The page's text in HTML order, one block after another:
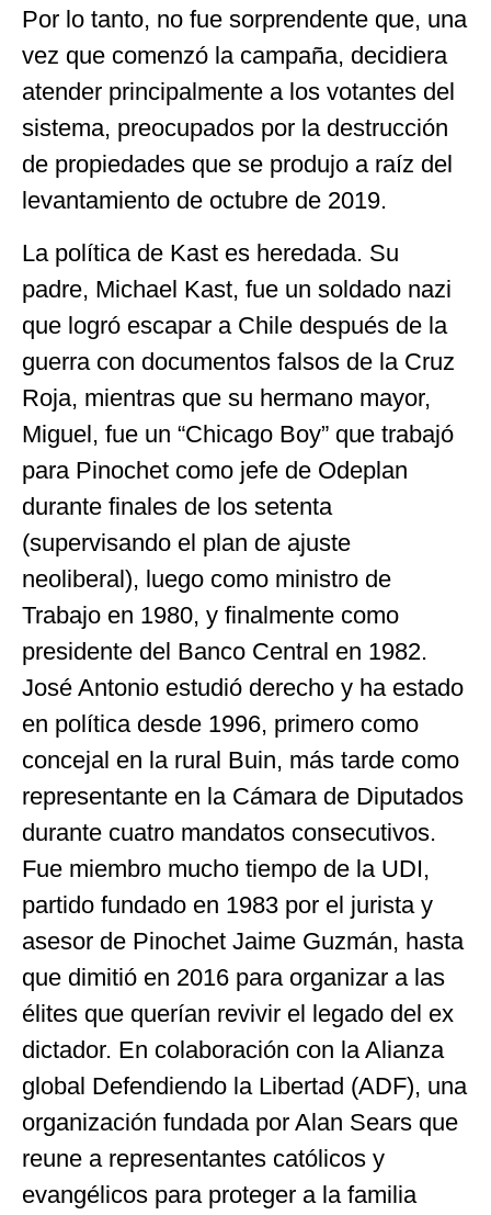
Por lo tanto, no fue sorprendente que, una
vez que comenzó la campaña, decidiera
atender principalmente a los votantes del
sistema, preocupados por la destrucción
de propiedades que se produjo a raíz del
levantamiento de octubre de 2019.
La política de Kast es heredada. Su
padre, Michael Kast, fue un soldado nazi
que logró escapar a Chile después de la
guerra con documentos falsos de la Cruz
Roja, mientras que su hermano mayor,
Miguel, fue un “Chicago Boy” que trabajó
para Pinochet como jefe de Odeplan
durante finales de los setenta
(supervisando el plan de ajuste
neoliberal), luego como ministro de
Trabajo en 1980, y finalmente como
presidente del Banco Central en 1982.
José Antonio estudió derecho y ha estado
en política desde 1996, primero como
concejal en la rural Buin, más tarde como
representante en la Cámara de Diputados
durante cuatro mandatos consecutivos.
Fue miembro mucho tiempo de la UDI,
partido fundado en 1983 por el jurista y
asesor de Pinochet Jaime Guzmán, hasta
que dimitió en 2016 para organizar a las
élites que querían revivir el legado del ex
dictador. En colaboración con la Alianza
global Defendiendo la Libertad (ADF), una
organización fundada por Alan Sears que
reune a representantes católicos y
evangélicos para proteger a la familia